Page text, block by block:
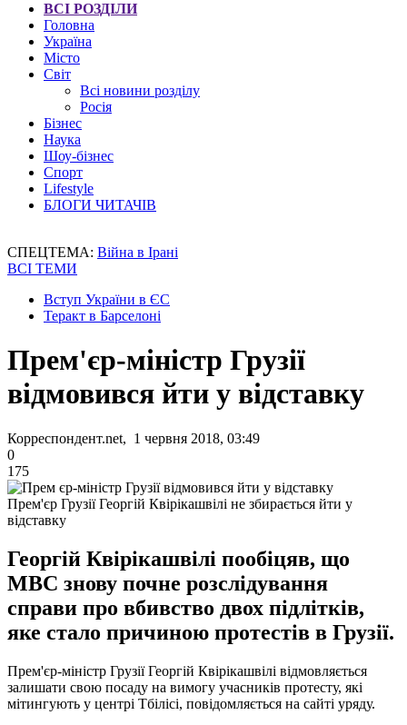
ВСІ РОЗДІЛИ
Головна
Україна
Місто
Світ
Всі новини розділу
Росія
Бізнес
Наука
Шоу-бізнес
Спорт
Lifestyle
БЛОГИ ЧИТАЧІВ
СПЕЦТЕМА: Війна в Ірані
ВСІ ТЕМИ
Вступ України в ЄС
Теракт в Барселоні
Прем'єр-міністр Грузії
відмовився йти у відставку
Корреспондент.net, 1 червня 2018, 03:49
0
175
Прем'єр Грузії Георгій Квірікашвілі не збирається йти у
відставку
Георгій Квірікашвілі пообіцяв, що
МВС знову почне розслідування
справи про вбивство двох підлітків,
яке стало причиною протестів в Грузії.
Прем'єр-міністр Грузії Георгій Квірікашвілі відмовляється
залишати свою посаду на вимогу учасників протесту, які
мітингують у центрі Тбілісі, повідомляється на сайті уряду.